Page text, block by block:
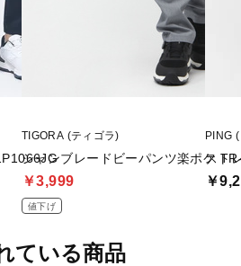
TIGORA (ティゴラ)
シャンブレードビーパンツ楽ポケ
￥3,999
値下げ
PING
スト
￥
ている商品